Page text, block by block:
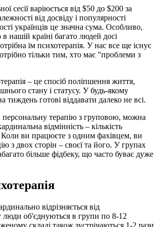
сесії варіюється від $50 до $200 за
від досвіду і популярності
українців це значна сума. Особливо,
нашій країні багато людей досі
їм психотерапія. У нас все ще існує
тільки тим, хто має "проблеми з
– це спосіб поліпшення життя,
стану і статусу. У будь-якому
тиждень готові віддавати далеко не всі.
терапію з груповою, можна
відмінність – кількість
Коли ви працюєте з одним фахівцем, ви
з двох сторін – своєї та його. У групах
більше фідбеку, що часто буває дуже
відрізняється від
люди об'єднуються в групи по 8-12